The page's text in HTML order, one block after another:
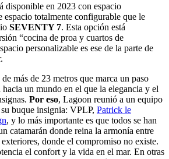
disponible en 2023 con espacio
espacio totalmente configurable que le
SEVENTY 7. Esta opción está
“cocina de proa y cuartos de
personalizable es ese de la parte de
de más de 23 metros que marca un paso
un mundo en el que la elegancia y el
Por eso, Lagoon reunió a un equipo
buque insignia: VPLP, Patrick le
, y lo más importante es que todos se han
catamarán donde reina la armonía entre
donde el compromiso no existe.
el confort y la vida en el mar. En otras